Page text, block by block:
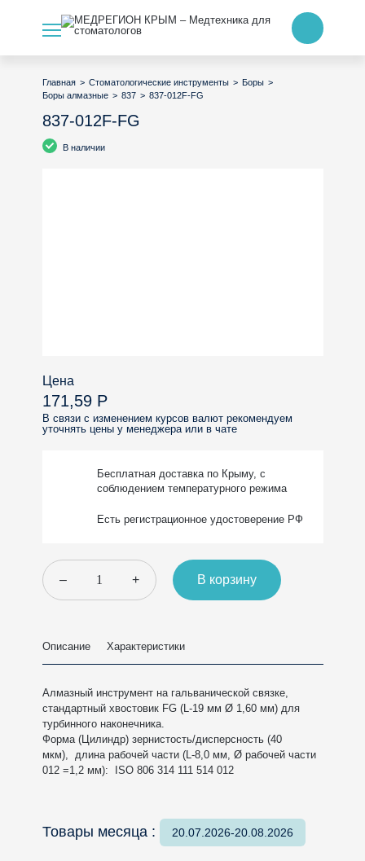
Главная > Стоматологические инструменты > Боры >
Боры алмазные > 837 > 837-012F-FG
837-012F-FG
В наличии
Цена
171,59 Р
В связи с изменением курсов валют рекомендуем
уточнять цены у менеджера или в чате
Бесплатная доставка по Крыму, с
соблюдением температурного режима
Есть регистрационное удостоверение РФ
– + В корзину
Описание Характеристики
Алмазный инструмент на гальванической связке,
стандартный хвостовик FG (L-19 мм Ø 1,60 мм) для
турбинного наконечника.
Форма (Цилиндр) зернистость/дисперсность (40
мкм), длина рабочей части (L-8,0 мм, Ø рабочей части
012 =1,2 мм): ISO 806 314 111 514 012
Товары месяца : 20.07.2026-20.08.2026